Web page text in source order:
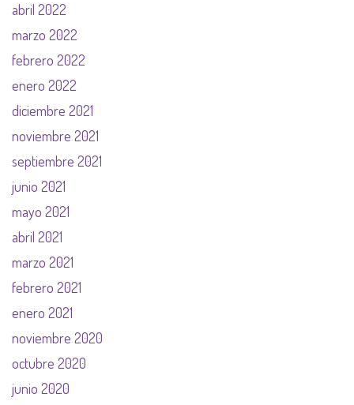
abril 2022
marzo 2022
febrero 2022
enero 2022
diciembre 2021
noviembre 2021
septiembre 2021
junio 2021
mayo 2021
abril 2021
marzo 2021
febrero 2021
enero 2021
noviembre 2020
octubre 2020
junio 2020